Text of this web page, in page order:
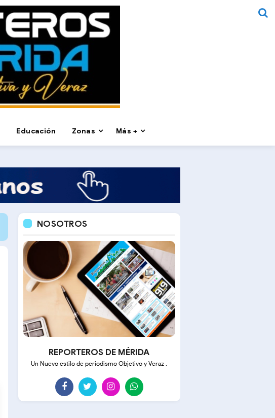
Educación Zonas Más +
NOSOTROS
REPORTEROS DE MÉRIDA
Un Nuevo estilo de periodismo Objetivo y Veraz .